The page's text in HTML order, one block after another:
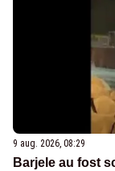
9 aug. 2026, 08:29
Barjele au fost